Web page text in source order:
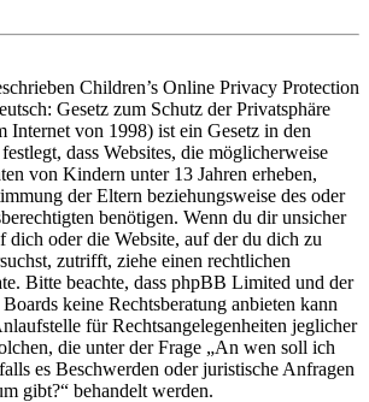
Children’s Online Privacy Protection
Gesetz zum Schutz der Privatsphäre
Internet von 1998) ist ein Gesetz in den
dass Websites, die möglicherweise
von Kindern unter 13 Jahren erheben,
der Eltern beziehungsweise des oder
benötigen. Wenn du dir unsicher
dich oder die Website, auf der du dich zu
zutrifft, ziehe einen rechtlichen
Bitte beachte, dass phpBB Limited und der
keine Rechtsberatung anbieten kann
für Rechtsangelegenheiten jeglicher
die unter der Frage „An wen soll ich
es Beschwerden oder juristische Anfragen
gibt?“ behandelt werden.